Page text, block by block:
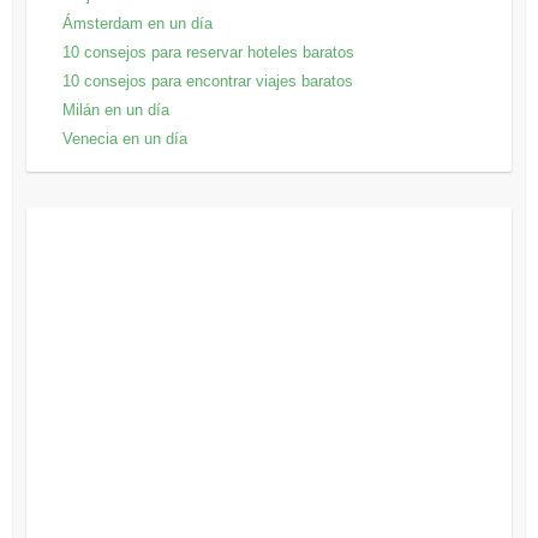
Ámsterdam en un día
10 consejos para reservar hoteles baratos
10 consejos para encontrar viajes baratos
Milán en un día
Venecia en un día